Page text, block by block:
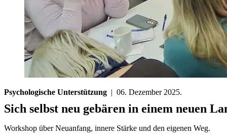
Psychologische Unterstützung | 06. Dezember 2025.
Sich selbst neu gebären in einem neuen
Workshop über Neuanfang, innere Stärke und den eigenen Weg.